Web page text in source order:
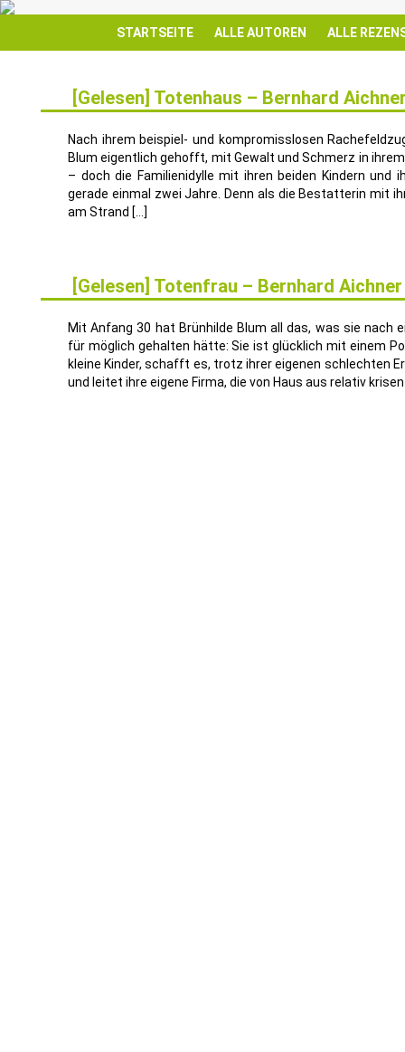
STARTSEITE ALLE AUTOREN ALLE
[Gelesen] Totenhaus – Bernhard
Nach ihrem beispiel- und kompromisslosen
Blum eigentlich gehofft, mit Gewalt und Schmerz in
– doch die Familienidylle mit ihren beiden Kindern und
gerade einmal zwei Jahre. Denn als die Bestatterin mit
am Strand […]
[Gelesen] Totenfrau – Bernhard Aichner
Mit Anfang 30 hat Brünhilde Blum all das, was sie nach
für möglich gehalten hätte: Sie ist glücklich mit einem
kleine Kinder, schafft es, trotz ihrer eigenen schlechten
und leitet ihre eigene Firma, die von Haus aus relativ